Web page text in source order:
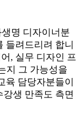
명 디자이너분
들려드리려 합니
, 실무 디자인 프
지 그 가능성을
육 담당자분들이
생 만족도 측면